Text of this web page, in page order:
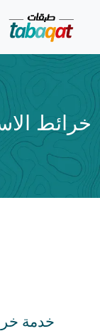
خرائط
خدمة